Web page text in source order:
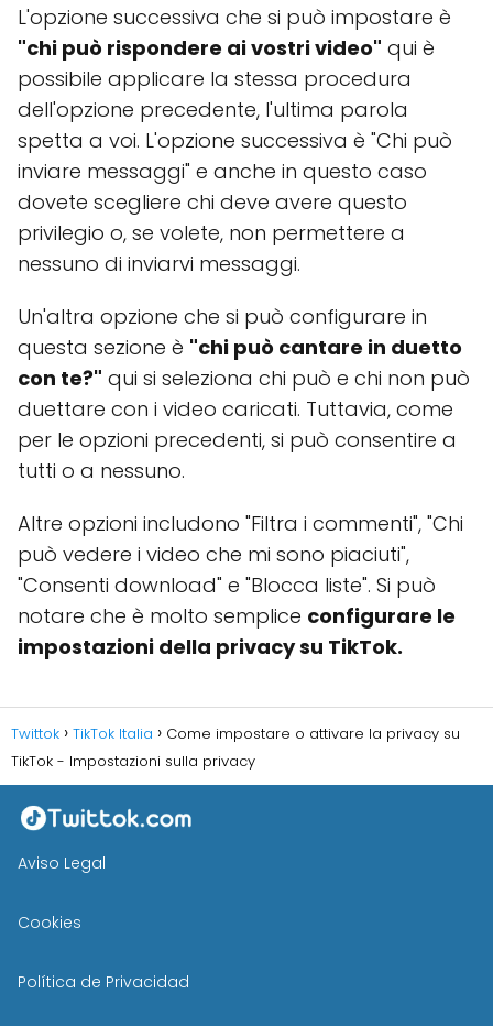
L'opzione successiva che si può impostare è
"chi può rispondere ai vostri video" qui è
possibile applicare la stessa procedura
dell'opzione precedente, l'ultima parola
spetta a voi. L'opzione successiva è "Chi può
inviare messaggi" e anche in questo caso
dovete scegliere chi deve avere questo
privilegio o, se volete, non permettere a
nessuno di inviarvi messaggi.
Un'altra opzione che si può configurare in
questa sezione è "chi può cantare in duetto
con te?" qui si seleziona chi può e chi non può
duettare con i video caricati. Tuttavia, come
per le opzioni precedenti, si può consentire a
tutti o a nessuno.
Altre opzioni includono "Filtra i commenti", "Chi
può vedere i video che mi sono piaciuti",
"Consenti download" e "Blocca liste". Si può
notare che è molto semplice configurare le
impostazioni della privacy su TikTok.
Twittok TikTok Italia
Come impostare o attivare la privacy su
TikTok - Impostazioni sulla privacy
Aviso Legal
Cookies
Política de Privacidad